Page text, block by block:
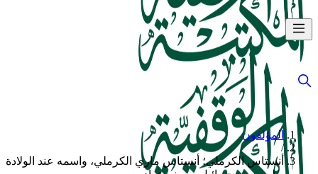
المؤلفون
/
أنستاس الكرملي؛ أنستاس ماري الكرملي، واسمه عند الولادة